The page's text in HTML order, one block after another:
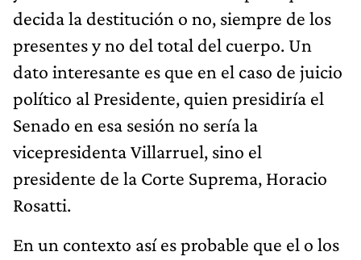
decida la destitución o no, siempre de los
presentes y no del total del cuerpo. Un
dato interesante es que en el caso de juicio
político al Presidente, quien presidiría el
Senado en esa sesión no sería la
vicepresidenta Villarruel, sino el
presidente de la Corte Suprema, Horacio
Rosatti.
En un contexto así es probable que el o los